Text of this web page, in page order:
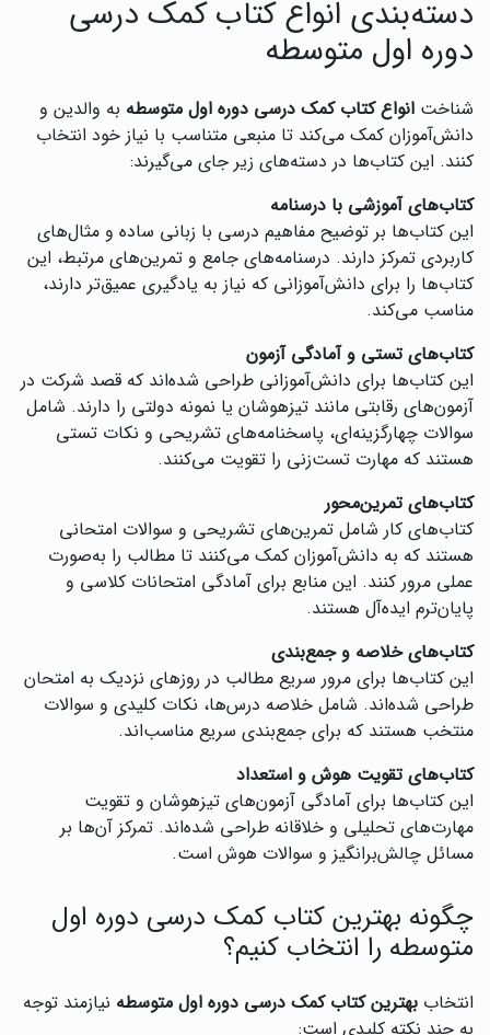
دسته‌بندی انواع کتاب کمک درسی
دوره اول متوسطه
شناخت انواع کتاب کمک درسی دوره اول متوسطه به والدین و
دانش‌آموزان کمک می‌کند تا منبعی متناسب با نیاز خود انتخاب
کنند. این کتاب‌ها در دسته‌های زیر جای می‌گیرند:
کتاب‌های آموزشی با درسنامه
این کتاب‌ها بر توضیح مفاهیم درسی با زبانی ساده و مثال‌های
کاربردی تمرکز دارند. درسنامه‌های جامع و تمرین‌های مرتبط، این
کتاب‌ها را برای دانش‌آموزانی که نیاز به یادگیری عمیق‌تر دارند،
مناسب می‌کند.
کتاب‌های تستی و آمادگی آزمون
این کتاب‌ها برای دانش‌آموزانی طراحی شده‌اند که قصد شرکت در
آزمون‌های رقابتی مانند تیزهوشان یا نمونه دولتی را دارند. شامل
سوالات چهارگزینه‌ای، پاسخنامه‌های تشریحی و نکات تستی
هستند که مهارت تست‌زنی را تقویت می‌کنند.
کتاب‌های تمرین‌محور
کتاب‌های کار شامل تمرین‌های تشریحی و سوالات امتحانی
هستند که به دانش‌آموزان کمک می‌کنند تا مطالب را به‌صورت
عملی مرور کنند. این منابع برای آمادگی امتحانات کلاسی و
پایان‌ترم ایده‌آل هستند.
کتاب‌های خلاصه و جمع‌بندی
این کتاب‌ها برای مرور سریع مطالب در روزهای نزدیک به امتحان
طراحی شده‌اند. شامل خلاصه درس‌ها، نکات کلیدی و سوالات
منتخب هستند که برای جمع‌بندی سریع مناسب‌اند.
کتاب‌های تقویت هوش و استعداد
این کتاب‌ها برای آمادگی آزمون‌های تیزهوشان و تقویت
مهارت‌های تحلیلی و خلاقانه طراحی شده‌اند. تمرکز آن‌ها بر
مسائل چالش‌برانگیز و سوالات هوش است.
چگونه بهترین کتاب کمک درسی دوره اول
متوسطه را انتخاب کنیم؟
انتخاب بهترین کتاب کمک درسی دوره اول متوسطه نیازمند توجه
به چند نکته کلیدی است: